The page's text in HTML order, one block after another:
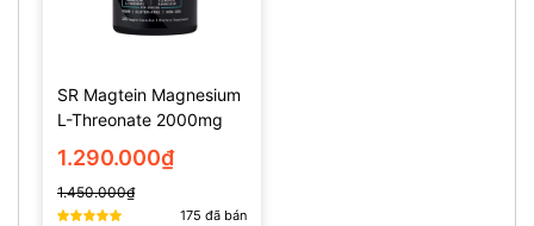
SR Magtein Magnesium
L-Threonate 2000mg
(135 Viên)
1.290.000₫
1.450.000₫
175 đã bán